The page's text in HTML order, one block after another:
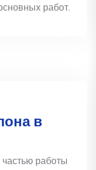
работ.
в
частью работы